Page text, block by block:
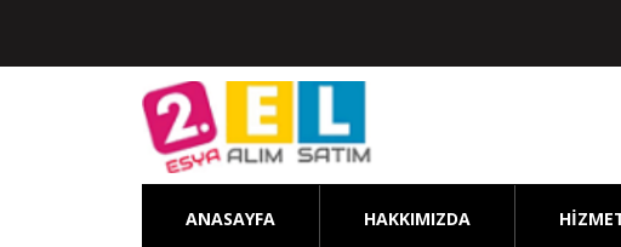
ANASAYFA HAKKIMIZDA